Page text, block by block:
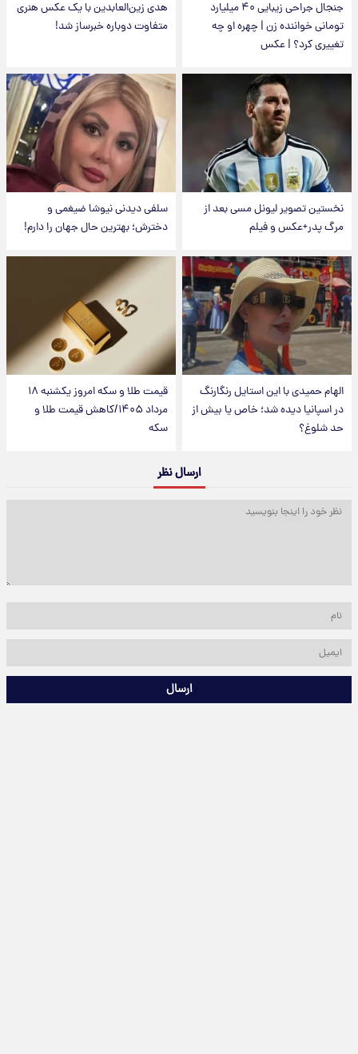
جنجال جراحی زیبایی ۴۰ میلیارد
تومانی خواننده زن | چهره او چه
تغییری کرد؟ | عکس
هدی زین‌العابدین با یک عکس هنری
متفاوت دوباره خبرساز شد!
نخستین تصویر لیونل مسی بعد از
مرگ پدر+عکس و فیلم
سلفی دیدنی نیوشا ضیغمی و
دخترش؛ بهترین حال جهان را دارم!
الهام حمیدی با این استایل رنگارنگ
در اسپانیا دیده شد؛ خاص یا بیش از
حد شلوغ؟
قیمت طلا و سکه امروز یکشنبه ۱۸
مرداد ۱۴۰۵/کاهش قیمت طلا و
سکه
ارسال نظر
ارسال